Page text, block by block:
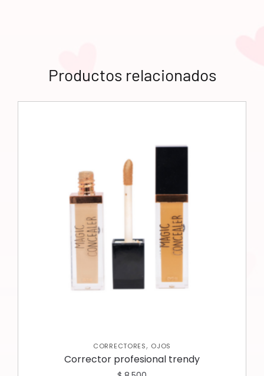
Productos relacionados
CORRECTORES, OJOS
Corrector profesional trendy